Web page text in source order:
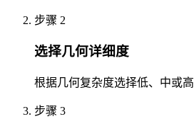
步骤 2
选择几何详细度
根据几何复杂度选择低、中或
步骤 3